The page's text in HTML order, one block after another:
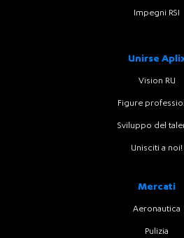
Impegni RSI
Unirse
Vision RU
Figure
Sviluppo del
Unisciti a noi!
Mercati
Aeronautica
Pulizia